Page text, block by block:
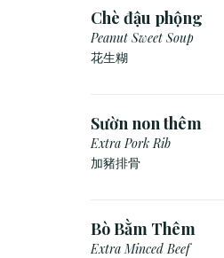
Chè đậu phộng
Peanut Sweet Soup
花生糊
Sườn non thêm
Extra Pork Rib
加豬排骨
Bò Bằm Thêm
Extra Minced Beef